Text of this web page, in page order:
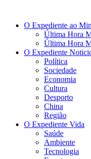
O Expediente ao
Última Hora
Última Hora
O Expediente
Política
Sociedade
Economia
Cultura
Desporto
China
Região
O Expediente Vida
Saúde
Ambiente
Tecnologia